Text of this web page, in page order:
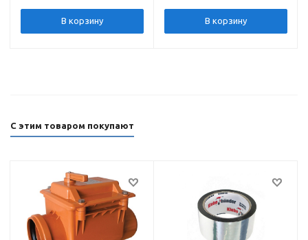
В корзину В корзину
С этим товаром покупают